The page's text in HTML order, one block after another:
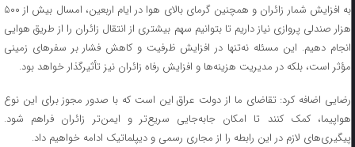
به افزایش شمار زائران و همچنین گرمای بالای هوا در ایام اربعین، امسال بیش از ۵۰۰
هزار صندلی پروازی نیاز داریم تا بتوانیم سهم بیشتری از انتقال زائران را از طریق هوایی
انجام دهیم. این مسئله نه‌تنها در افزایش ظرفیت و کاهش فشار بر سفرهای زمینی
مؤثر است، بلکه در مدیریت هزینه‌ها و افزایش رفاه زائران نیز تأثیرگذار خواهد بود.
رضایی اضافه کرد: تقاضای ما از دولت عراق این است که با صدور مجوز برای این نوع
هواپیما، کمک کنند تا امکان جابه‌جایی سریع‌تر و ایمن‌تر زائران فراهم شود.
پیگیری‌های لازم در این رابطه را از مجاری رسمی و دیپلماتیک ادامه خواهیم داد.